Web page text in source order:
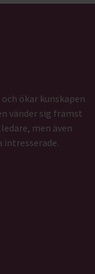
ökar kunskapen
vänder sig främst
men även